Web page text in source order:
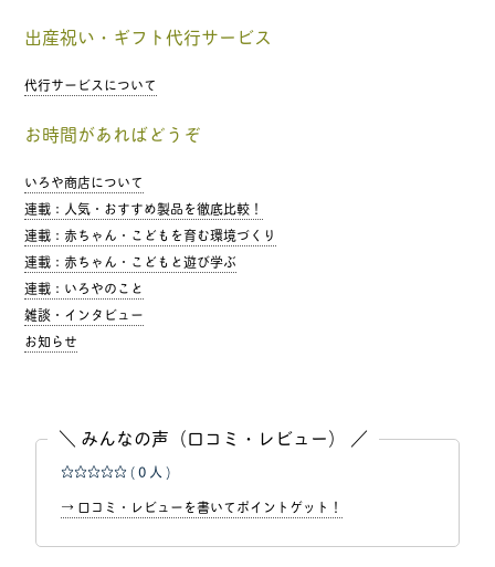
出産祝い・ギフト代行サービス
代行サービスについて
お時間があればどうぞ
いろや商店について
連載：人気・おすすめ製品を徹底比較！
連載：赤ちゃん・こどもを育む環境づくり
連載：赤ちゃん・こどもと遊び学ぶ
連載：いろやのこと
雑談・インタビュー
お知らせ
＼ みんなの声（口コミ・レビュー） ／
☆☆☆☆☆( 0 人 )
→ 口コミ・レビューを書いてポイントゲット！